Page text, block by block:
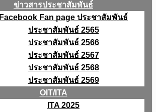
ข่าวสารประชาสัมพันธ์
Facebook Fan page ประชาสัมพันธ์
ประชาสัมพันธ์ 2565
ประชาสัมพันธ์ 2566
ประชาสัมพันธ์ 2567
ประชาสัมพันธ์ 2568
ประชาสัมพันธ์ 2569
OIT/ITA
ITA 2025